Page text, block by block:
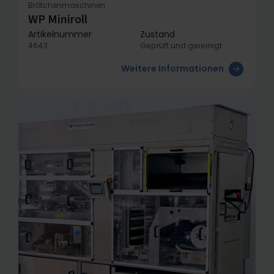
Brötchenmaschinen
WP Miniroll
Artikelnummer
4643
Zustand
Geprüft und gereinigt
Weitere Informationen